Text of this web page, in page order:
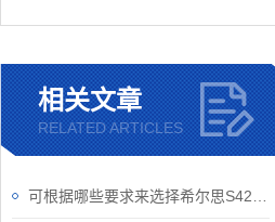
相关文章
RELATED ARTICLES